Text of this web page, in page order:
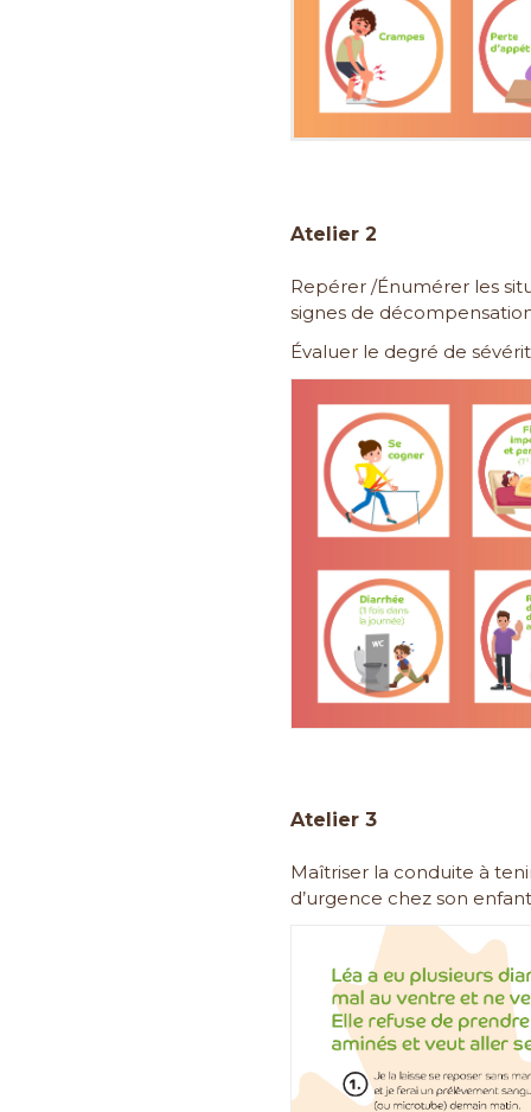
Atelier 2
Repérer /Énumérer les
signes de
Évaluer le degré de
Atelier 3
Maîtriser la conduite à
d’urgence chez son enfant